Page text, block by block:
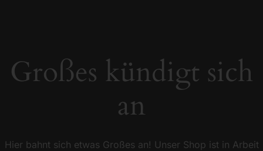
KONTAKT
Großes kündigt sich
an
Hier bahnt sich etwas Großes an! Unser Shop ist in Arbeit